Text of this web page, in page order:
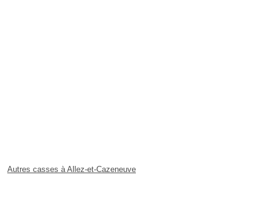
Autres casses à Allez-et-Cazeneuve